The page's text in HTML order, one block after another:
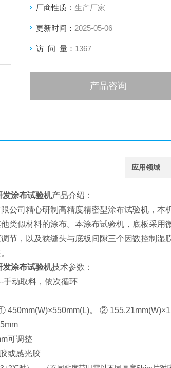
厂商性质： 生产厂家
更新时间： 2025-05-06
访 问 量： 1367
产品咨询
应用领域
涂布试验机产品介绍：
公司精心研制高精度精密型涂布试验机，
类似材料的涂布。本涂布试验机，底板采
节，以及狭缝头与底板间隙三个因数控制湿
涂布试验机技术参数：
手动取料，依次循环
。 ②
可调整
或感光胶